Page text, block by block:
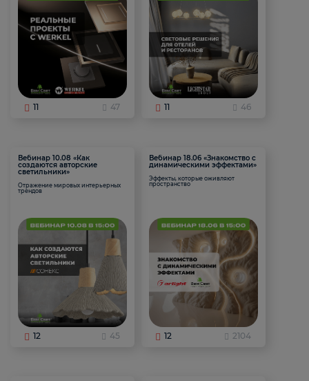
11 47 11 46
Вебинар 10.08 «Как
создаются авторские
светильники»
Отражение мировых интерьерных
трендов
12 45
Вебинар 18.06 «Знакомство с
динамическими эффектами»
Эффекты, которые оживляют
пространство
12 2104